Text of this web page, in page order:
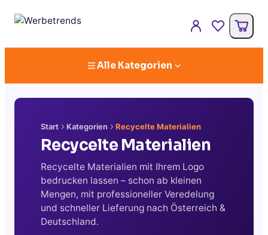
Alle Kategorien
Start Kategorien Recycelte Materialien
Recycelte Materialien
Recycelte Materialien mit Ihrem Logo
bedrucken lassen – schon ab kleinen
Mengen, mit professioneller Veredelung
und schneller Lieferung nach Österreich &
Deutschland.